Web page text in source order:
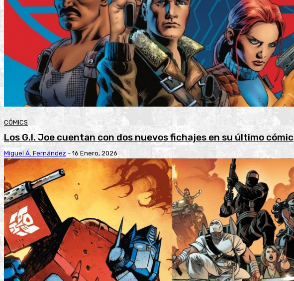
CÓMICS
Los G.I. Joe cuentan con dos nuevos fichajes en su último cómic
Miguel Á. Fernández - 16 Enero, 2026